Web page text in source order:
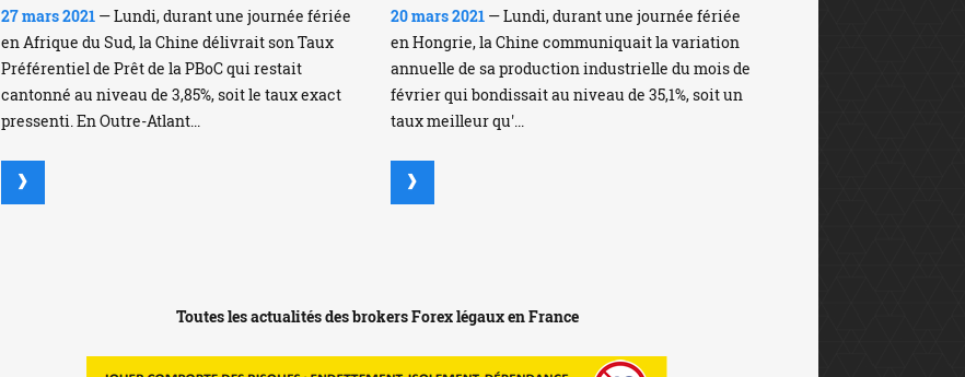
27 mars 2021 — Lundi, durant une journée fériée
en Afrique du Sud, la Chine délivrait son Taux
Préférentiel de Prêt de la PBoC qui restait
cantonné au niveau de 3,85%, soit le taux exact
pressenti. En Outre-Atlant...
20 mars 2021— Lundi, durant une journée fériée
en Hongrie, la Chine communiquait la variation
annuelle de sa production industrielle du mois de
février qui bondissait au niveau de 35,1%, soit un
taux meilleur qu'...
Toutes les actualités des brokers Forex légaux en France